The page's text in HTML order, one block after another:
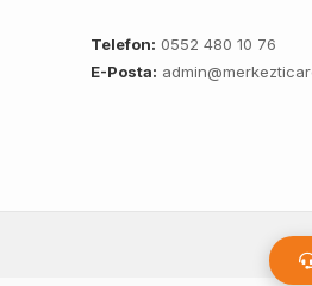
Telefon: 0552 480 10 76
E-Posta: